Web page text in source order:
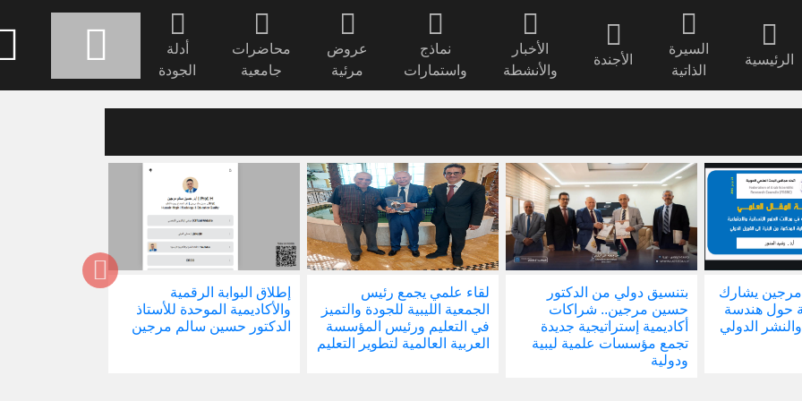
الرئيسية
السيرة
الذاتية
الأجندة
الأخبار
والأنشطة
نماذج
واستمارات
عروض
مرئية
محاضرات
جامعية
أدلة
الجودة
مرجين يشارك
حول هندسة
الدولي
بتنسيق دولي من الدكتور
حسين مرجين.. شراكات
أكاديمية إستراتيجية جديدة
تجمع مؤسسات علمية ليبية
ودولية
لقاء علمي يجمع رئيس
الجمعية الليبية للجودة والتميز
في التعليم ورئيس المؤسسة
العربية العالمية لتطوير التعليم
إطلاق البوابة الرقمية
والأكاديمية الموحدة للأستاذ
الدكتور حسين سالم مرجين